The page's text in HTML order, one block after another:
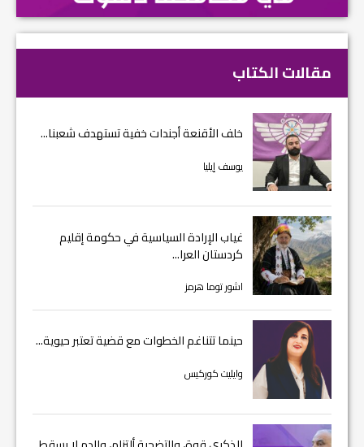
مقالات الكتاب
خلف الأقنعة أجندات خفية تستهدف شعبنا...
يوسف إيليا
غياب الإرادة السياسية في حكومة إقليم
كردستان العرا...
اشور توما هرمز
حينما تتناغم الخطوات مع قضية تعتبر حيوية...
وايليت كوركيس